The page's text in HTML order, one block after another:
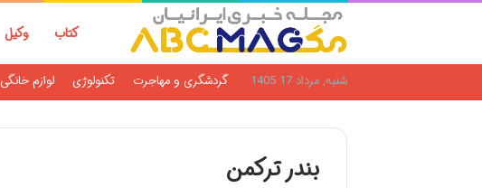
کتاب وکیل
شنبه, مرداد 17 1405 گردشگری و مهاجرت تکنولوژی لوازم خانگی
بندر ترکمن